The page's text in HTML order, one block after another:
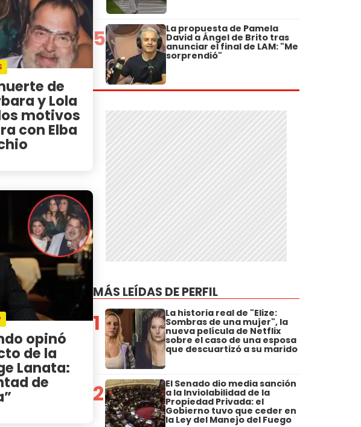
de
y Lola
motivos
con Elba
opinó
de la
Lanata:
de
5 La propuesta de Pamela
David a Ángel de Brito tras
anunciar el final de LAM: "Me
sorprendió"
MÁS LEÍDAS DE PERFIL
1 La historia real de "Elize:
Sombras de una mujer", la
nueva película de Netflix
sobre el caso de una esposa
que descuartizó a su marido
2 El Senado dio media sanción
a la Inviolabilidad de la
Propiedad Privada: el
Gobierno tuvo que ceder en
la Ley del Manejo del Fuego